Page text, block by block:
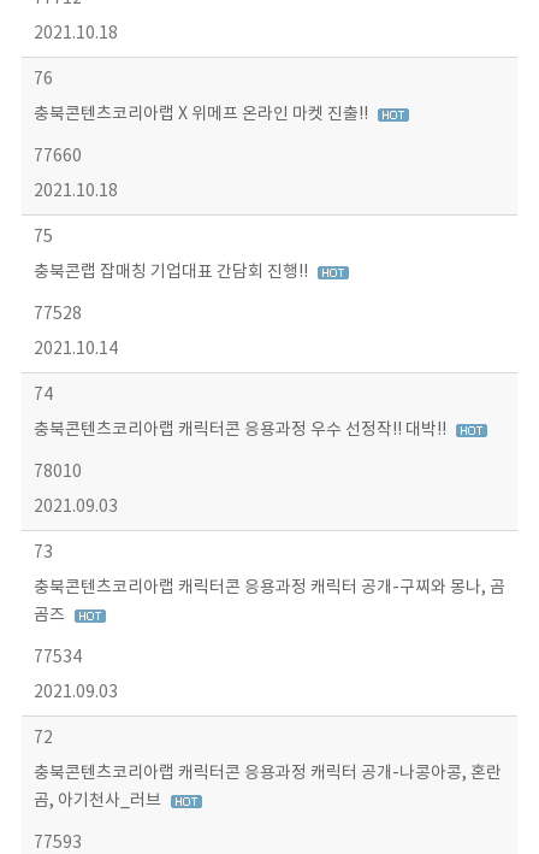
2021.10.18
76
충북콘텐츠코리아랩 X 위메프 온라인 마켓 진출!!
77660
2021.10.18
75
충북콘랩 잡매칭 기업대표 간담회 진행!!
77528
2021.10.14
74
충북콘텐츠코리아랩 캐릭터콘 응용과정 우수 선정작!! 대박!!
78010
2021.09.03
73
충북콘텐츠코리아랩 캐릭터콘 응용과정 캐릭터 공개-구찌와 몽나, 곰
곰즈
77534
2021.09.03
72
충북콘텐츠코리아랩 캐릭터콘 응용과정 캐릭터 공개-나콩아콩, 혼란
곰, 아기천사_러브
77593